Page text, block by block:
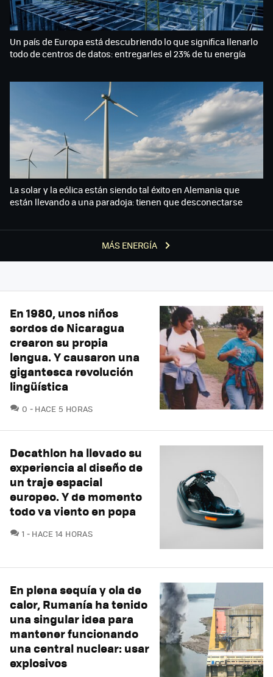
MÁS ENERGÍA
Un país de Europa está descubriendo lo que significa llenarlo
todo de centros de datos: entregarles el 23% de tu energía
La solar y la eólica están siendo tal éxito en Alemania que
están llevando a una paradoja: tienen que desconectarse
En 1980, unos niños
sordos de Nicaragua
crearon su propia
lengua. Y causaron una
gigantesca revolución
lingüística
0 COMENTARIOS
HACE 5 HORAS
Decathlon ha llevado su
experiencia al diseño de
un traje espacial
europeo. Y de momento
todo va viento en popa
1 COMENTARIOS
HACE 14 HORAS
En plena sequía y ola de
calor, Rumanía ha tenido
una singular idea para
mantener funcionando
una central nuclear: usar
explosivos